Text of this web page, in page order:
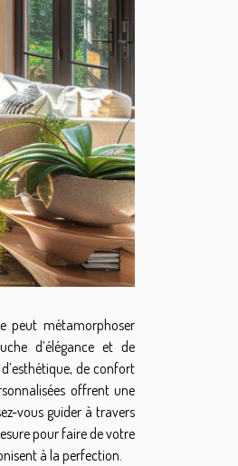
peut métamorphoser
d’élégance et de
de confort
offrent une
vous guider à travers
pour faire de votre
à la perfection.